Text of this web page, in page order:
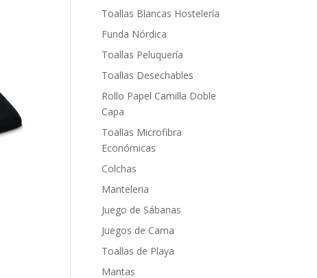
Toallas Blancas Hostelería
Funda Nórdica
Toallas Peluquería
Toallas Desechables
Rollo Papel Camilla Doble
Capa
Toallas Microfibra
Económicas
Colchas
Manteleria
Juego de Sábanas
Juegos de Cama
Toallas de Playa
Mantas